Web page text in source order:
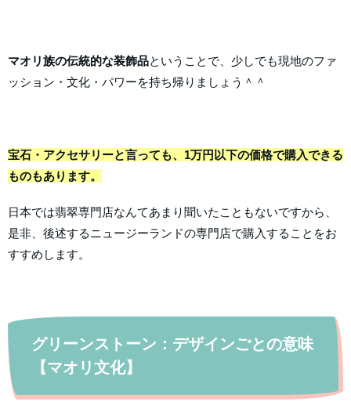
マオリ族の伝統的な装飾品ということで、少しでも現地のファ
ッション・文化・パワーを持ち帰りましょう＾＾
宝石・アクセサリーと言っても、1万円以下の価格で購入できる
ものもあります。
日本では翡翠専門店なんてあまり聞いたこともないですから、
是非、後述するニュージーランドの専門店で購入することをお
すすめします。
グリーンストーン：デザインごとの意味
【マオリ文化】